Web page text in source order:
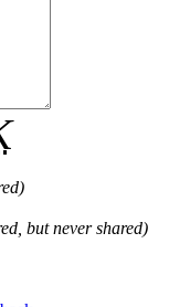
but never shared)